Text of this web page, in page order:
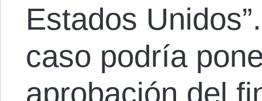
Estados
caso podría
aprobación del